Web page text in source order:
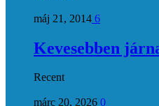
máj 21, 2014 6
Kevesebben
Recent
márc 20, 2026 0